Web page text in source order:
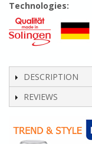
Technologies:
DESCRIPTION
REVIEWS